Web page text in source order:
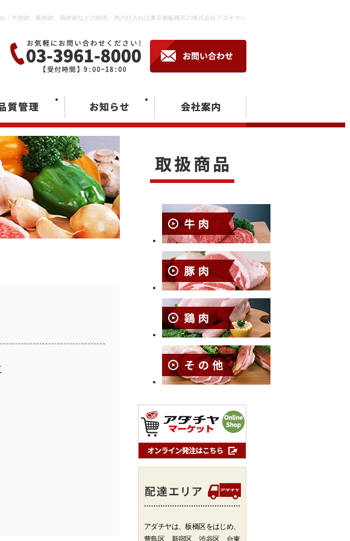
肉卸、豚肉卸、鶏肉卸などの卸売・肉の仕入れは東京都板橋区の株式会社アダチヤへ
アダチヤは、板橋区をはじめ、
豊島区、新宿区、渋谷区、台東